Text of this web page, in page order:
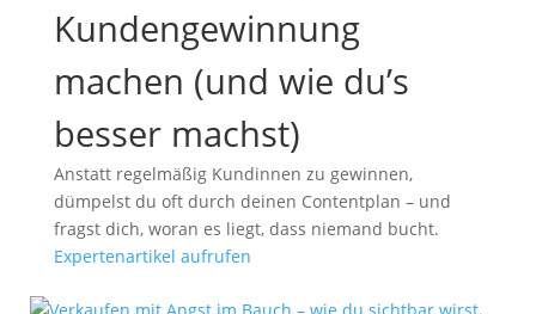
Kundengewinnung
machen (und wie du’s
besser machst)
Anstatt regelmäßig Kundinnen zu gewinnen,
dümpelst du oft durch deinen Contentplan – und
fragst dich, woran es liegt, dass niemand bucht.
Expertenartikel aufrufen